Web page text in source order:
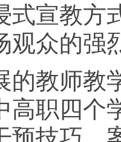
式宣教方
观众的强
教师教学
高职四个